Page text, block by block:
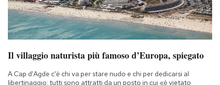
Il villaggio naturista più famoso d’Europa, spiegato
A Cap d'Agde c'è chi va per stare nudo e chi per dedicarsi al
libertinaggio: tutti sono attratti da un posto in cui «è vietato